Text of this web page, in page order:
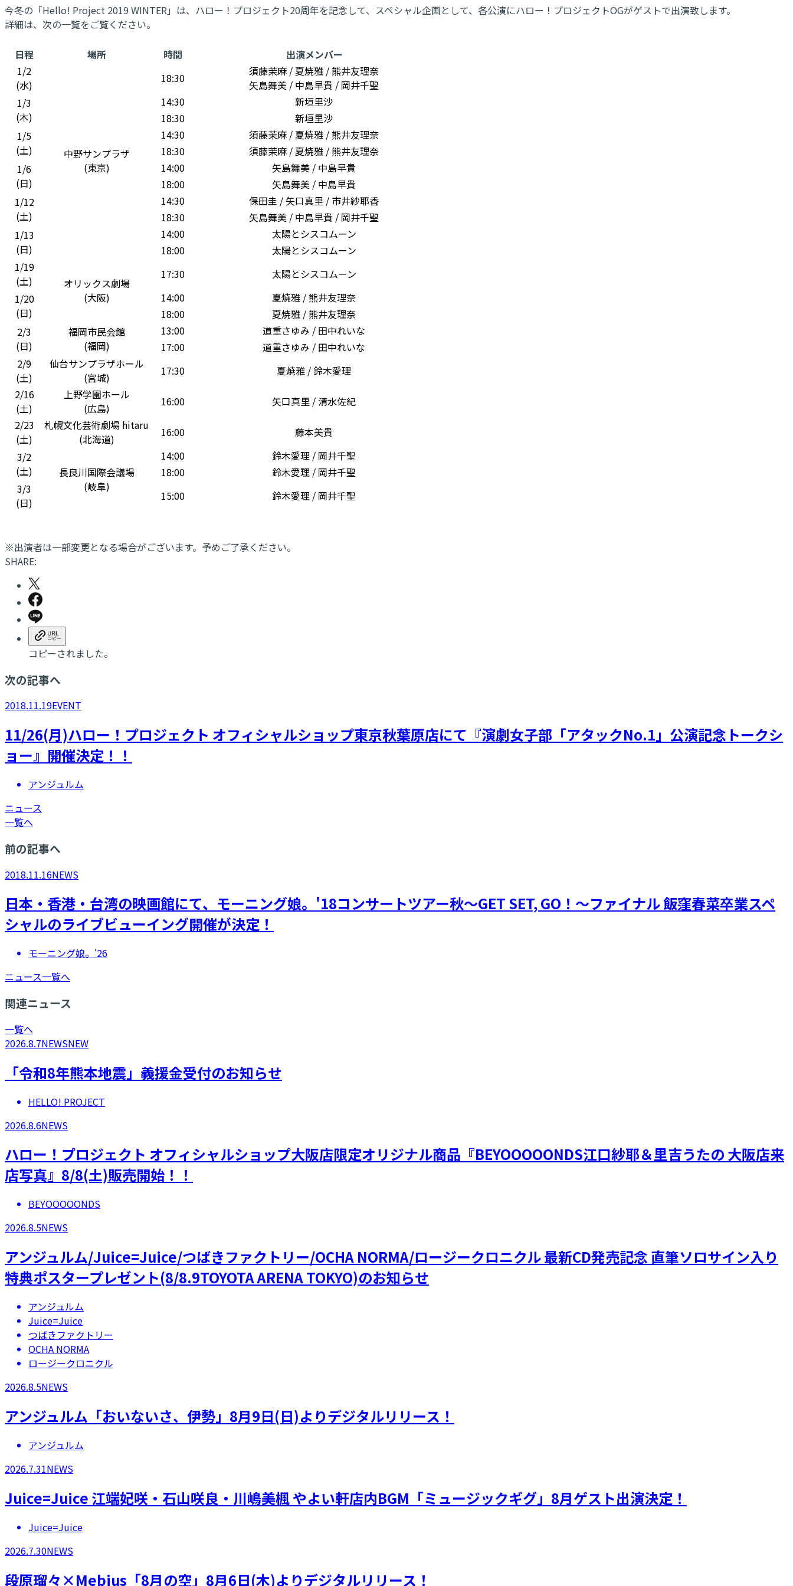
今冬の「Hello! Project 2019 WINTER」は、ハロー！プロジェクト20周年を記念して、スペシャル企画として、各公演にハロー！プロジェクトOGがゲストで出演致します。
詳細は、次の一覧をご覧ください。
日程 場所 時間
出演メンバー
1/2
(水)
中野サンプラザ
(東京)
18:30
須藤茉麻 / 夏焼雅 / 熊井友理奈
矢島舞美 / 中島早貴 / 岡井千聖
1/3
(木)
14:30
新垣里沙
18:30
新垣里沙
1/5
(土)
14:30
須藤茉麻 / 夏焼雅 / 熊井友理奈
18:30
須藤茉麻 / 夏焼雅 / 熊井友理奈
1/6
(日)
14:00
矢島舞美 / 中島早貴
18:00
矢島舞美 / 中島早貴
1/12
(土)
14:30
保田圭 / 矢口真里 / 市井紗耶香
18:30
矢島舞美 / 中島早貴 / 岡井千聖
1/13
(日)
14:00
太陽とシスコムーン
18:00
太陽とシスコムーン
1/19
(土)
オリックス劇場
(大阪)
17:30
太陽とシスコムーン
1/20
(日)
14:00
夏焼雅 / 熊井友理奈
18:00
夏焼雅 / 熊井友理奈
2/3
(日)
福岡市民会館
(福岡)
13:00
道重さゆみ / 田中れいな
17:00
道重さゆみ / 田中れいな
2/9
(土)
仙台サンプラザホール
(宮城)
17:30
夏焼雅 / 鈴木愛理
2/16
(土)
上野学園ホール
(広島)
16:00
矢口真里 / 清水佐紀
2/23
(土)
札幌文化芸術劇場 hitaru
(北海道)
16:00
藤本美貴
3/2
(土)
長良川国際会議場
(岐阜)
14:00
鈴木愛理 / 岡井千聖
18:00
鈴木愛理 / 岡井千聖
3/3
(日)
15:00 鈴木愛理 / 岡井千聖
※出演者は一部変更となる場合がございます。予めご了承ください。
SHARE:
コピーされました。
次の記事へ
2018.11.19EVENT
11/26(月)ハロー！プロジェクト オフィシャルショップ東京秋葉原店にて『演劇女子部「アタックNo.1」公演記念トークシ
ョー』開催決定！！
アンジュルム
ニュース
一覧へ
前の記事へ
2018.11.16NEWS
日本・香港・台湾の映画館にて、モーニング娘。'18コンサートツアー秋～GET SET, GO！～ファイナル 飯窪春菜卒業スペ
シャルのライブビューイング開催が決定！
モーニング娘。'26
ニュース一覧へ
関連ニュース
一覧へ
2026.8.7NEWSNEW
「令和8年熊本地震」義援金受付のお知らせ
HELLO! PROJECT
2026.8.6NEWS
ハロー！プロジェクト オフィシャルショップ大阪店限定オリジナル商品『BEYOOOOONDS江口紗耶＆里吉うたの 大阪店来
店写真』8/8(土)販売開始！！
BEYOOOOONDS
2026.8.5NEWS
アンジュルム/Juice=Juice/つばきファクトリー/OCHA NORMA/ロージークロニクル 最新CD発売記念 直筆ソロサイン入り
特典ポスタープレゼント(8/8.9TOYOTA ARENA TOKYO)のお知らせ
アンジュルム
Juice=Juice
つばきファクトリー
OCHA NORMA
ロージークロニクル
2026.8.5NEWS
アンジュルム「おいないさ、伊勢」8月9日(日)よりデジタルリリース！
アンジュルム
2026.7.31NEWS
Juice=Juice 江端妃咲・石山咲良・川嶋美楓 やよい軒店内BGM「ミュージックギグ」8月ゲスト出演決定！
Juice=Juice
2026.7.30NEWS
段原瑠々×Mebius「8月の空」8月6日(木)よりデジタルリリース！